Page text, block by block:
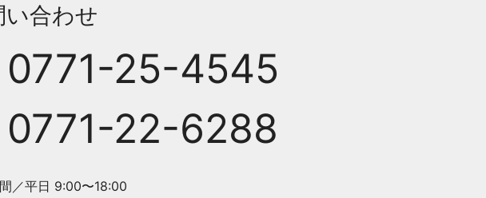
い合わせ
0771-25-4545
0771-22-6288
／平日 9:00〜18:00